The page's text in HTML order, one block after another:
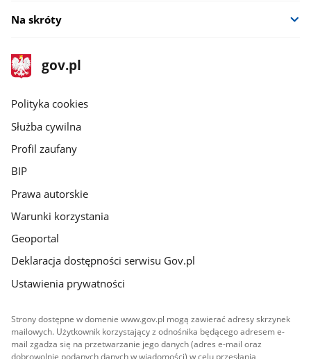
Na skróty
stopka
gov.pl
Strona
gov.pl
gov.pl
Polityka cookies
Służba cywilna
Profil zaufany
BIP
Prawa autorskie
Warunki korzystania
Geoportal
Deklaracja dostępności serwisu Gov.pl
Ustawienia prywatności
Strony dostępne w domenie www.gov.pl mogą zawierać adresy skrzynek
mailowych. Użytkownik korzystający z odnośnika będącego adresem e-
mail zgadza się na przetwarzanie jego danych (adres e-mail oraz
dobrowolnie podanych danych w wiadomości) w celu przesłania